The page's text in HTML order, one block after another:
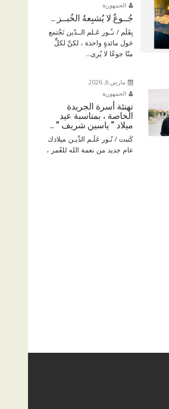
الجمهورية
جُــوعٌ لا يُشبِعهُ الخُبــز ..
بِقَلَم / نـُـور عَـلم الــدّين نَجْتمع
حَول مائدةٍ واحدة ، لكنَّ لكلٍّ
منّا جوعًا لا يُرى...
مارس 6, 2026
الجمهورية
تهنئة أسرة الجريدة
الخاصة ، بمناسبة عيد
ميلاد ” ياسين شريف ” ..
كَتبت / نُـور عَلَـم الدِّيـن ميلادك
عام جديد من نعمة الله للعُمر ،